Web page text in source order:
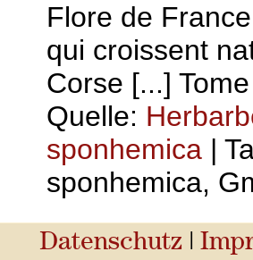
Flore de
qui croissent
Corse [...]
Quelle:
sponhemica |
sponhemica,
Datenschutz